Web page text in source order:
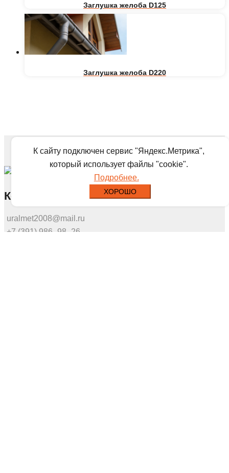
Заглушка желоба D125
Заглушка желоба D220
Контакты
uralmet2008@mail.ru
+7 (391) 986‒98‒26
К сайту подключен сервис "Яндекс.Метрика",
который использует файлы "cookie".
Подробнее.
ХОРОШО